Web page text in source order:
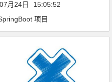
月24日
15:05:52
项目